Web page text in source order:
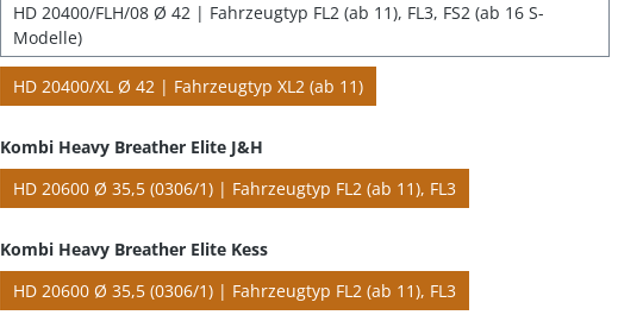
HD 20400/FLH/08 Ø 42 | Fahrzeugtyp FL2 (ab 11), FL3, FS2 (ab 16 S-
Modelle)
HD 20400/XL Ø 42 | Fahrzeugtyp XL2 (ab 11)
Kombi Heavy Breather Elite J&H
HD 20600 Ø 35,5 (0306/1) | Fahrzeugtyp FL2 (ab 11), FL3
Kombi Heavy Breather Elite Kess
HD 20600 Ø 35,5 (0306/1) | Fahrzeugtyp FL2 (ab 11), FL3